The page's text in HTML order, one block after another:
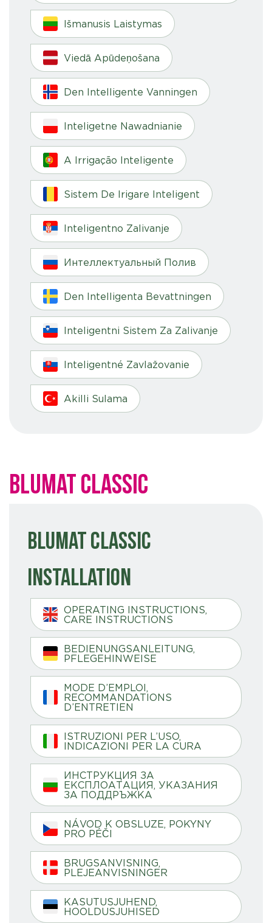
Išmanusis Laistymas
Viedā Apūdeņošana
Den Intelligente Vanningen
Inteligetne Nawadnianie
A Irrigação Inteligente
Sistem De Irigare Inteligent
Inteligentno Zalivanje
Интеллектуальный Полив
Den Intelligenta Bevattningen
Inteligentni Sistem Za Zalivanje
Inteligentné Zavlažovanie
Akilli Sulama
Blumat Classic
Blumat Classic
Installation
OPERATING INSTRUCTIONS,
CARE INSTRUCTIONS
BEDIENUNGSANLEITUNG,
PFLEGEHINWEISE
MODE D’EMPLOI,
RECOMMANDATIONS
D’ENTRETIEN
ISTRUZIONI PER L’USO,
INDICAZIONI PER LA CURA
ИНСТРУКЦИЯ ЗА
ЕКСПЛОАТАЦИЯ, УКАЗАНИЯ
ЗА ПОДДРЪЖКА
NÁVOD K OBSLUZE, POKYNY
PRO PÉČI
BRUGSANVISNING,
PLEJEANVISNINGER
KASUTUSJUHEND,
HOOLDUSJUHISED